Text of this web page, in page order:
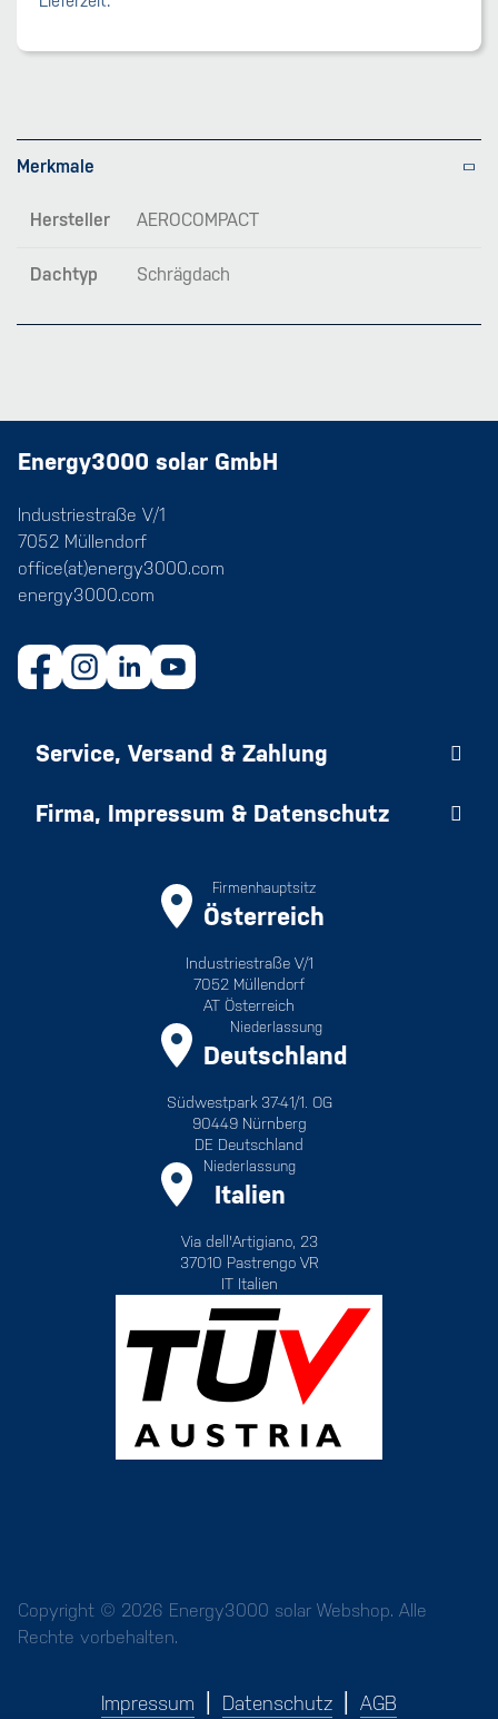
Merkmale
Hersteller AEROCOMPACT
Dachtyp Schrägdach
Energy3000 solar GmbH
Industriestraße V/1
7052 Müllendorf
office(at)energy3000.com
energy3000.com
Service, Versand & Zahlung
Firma, Impressum & Datenschutz
Firmenhauptsitz
Österreich
Industriestraße V/1
7052 Müllendorf
AT Österreich
Niederlassung
Deutschland
Südwestpark 37-41/1. OG
90449 Nürnberg
DE Deutschland
Niederlassung
Italien
Via dell'Artigiano, 23
37010 Pastrengo VR
IT Italien
Copyright © 2026 Energy3000 solar Webshop. Alle
Rechte vorbehalten.
Impressum Datenschutz AGB